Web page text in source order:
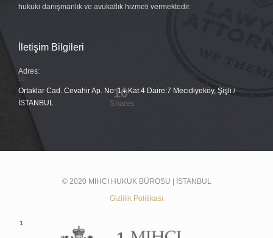
hukuki danışmanlık ve avukatlık hizmeti vermektedir.
İletişim Bilgileri
Adres:
Ortaklar Cad. Cevahir Ap. No: 14 Kat:4 Daire:7 Mecidiyeköy, Şişli /
İSTANBUL
© 2020 MIHCI HUKUK BÜROSU | İSTANBUL
Gizlilik Politikası